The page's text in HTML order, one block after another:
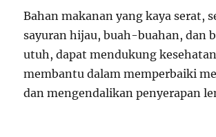
Bahan makanan yang kaya serat,
sayuran hijau, buah-buahan, dan
utuh, dapat mendukung
membantu dalam memperbaiki
dan mengendalikan penyerapan